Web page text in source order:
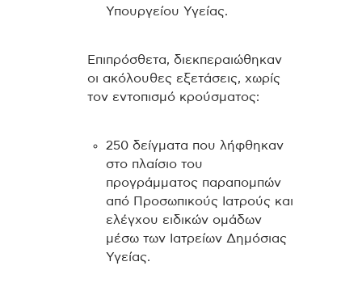
Υπουργείου Υγείας.
Επιπρόσθετα, διεκπεραιώθηκαν
οι ακόλουθες εξετάσεις, χωρίς
τον εντοπισμό κρούσματος:
250 δείγματα που λήφθηκαν
στο πλαίσιο του
προγράμματος παραπομπών
από Προσωπικούς Ιατρούς και
ελέγχου ειδικών ομάδων
μέσω των Ιατρείων Δημόσιας
Υγείας.